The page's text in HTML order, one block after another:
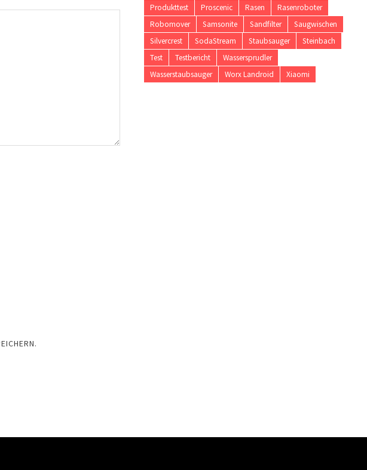
Produkttest
Proscenic Rasen
Rasenroboter
Robomover
Samsonite Sandfilter
Saugwischen
Silvercrest
SodaStream Staubsauger
Steinbach
Test
Testbericht
Wassersprudler
Wasserstaubsauger
Worx Landroid Xiaomi